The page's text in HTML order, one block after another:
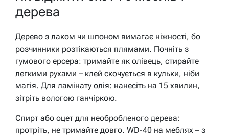
дерева
Дерево з лаком чи шпоном вимагає ніжності, бо
розчинники розтікаються плямами. Почніть з
гумового ерсера: тримайте як олівець, стирайте
легкими рухами – клей скочується в кульки, ніби
магія. Для ламінату олія: нанесіть на 15 хвилин,
зітріть вологою ганчіркою.
Спирт або оцет для необробленого дерева:
протріть, не тримайте довго. WD-40 на меблях – з